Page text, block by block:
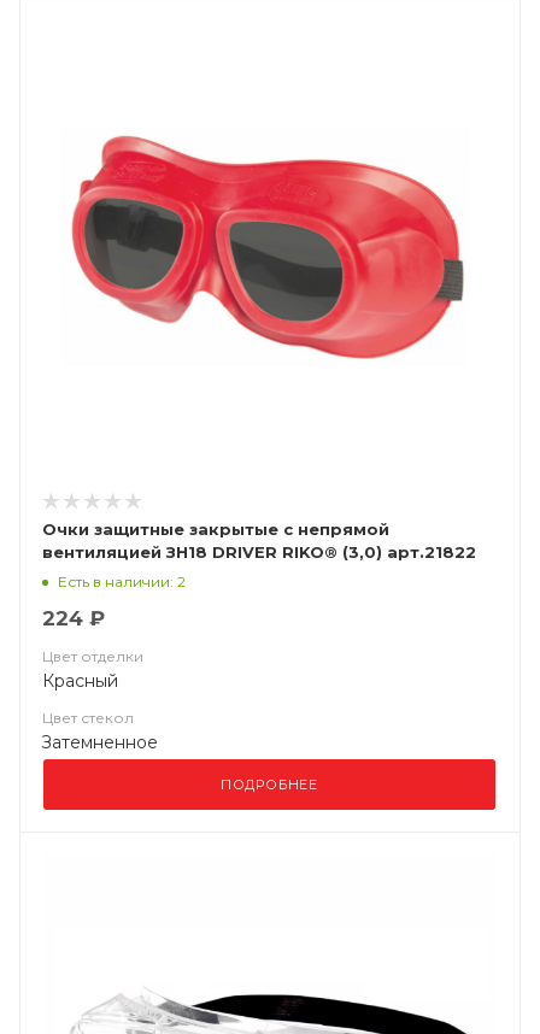
Очки защитные закрытые с непрямой
вентиляцией ЗН18 DRIVER RIKO® (3,0) арт.21822
Есть в наличии: 2
224 ₽
Цвет отделки
Красный
Цвет стекол
Затемненное
ПОДРОБНЕЕ